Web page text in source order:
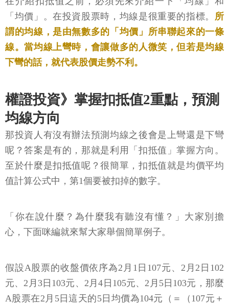
「均價」。在投資股票時，均線是很重要的指標。 所
謂的均線，是由無數多的「均價」所串聯起來的一條
線。當均線上彎時，會讓做多的人微笑，但若是均線
下彎的話，就代表股價走勢不利。
權證投資》掌握扣抵值2重點，預測
均線方向
那投資人有沒有辦法預測均線之後會是上彎還是下彎
呢？答案是有的，那就是利用「扣抵值」掌握方向。
至於什麼是扣抵值呢？很簡單，扣抵值就是均價平均
值計算公式中，第1個要被扣掉的數字。
「你在說什麼？為什麼我有聽沒有懂？」大家別擔
心，下面咪編就來幫大家舉個簡單例子。
假設A股票的收盤價依序為2月1日107元、2月2日102
元、2月3日103元、2月4日105元、2月5日103元，那麼
A股票在2月5日這天的5日均價為104元（＝（107元＋